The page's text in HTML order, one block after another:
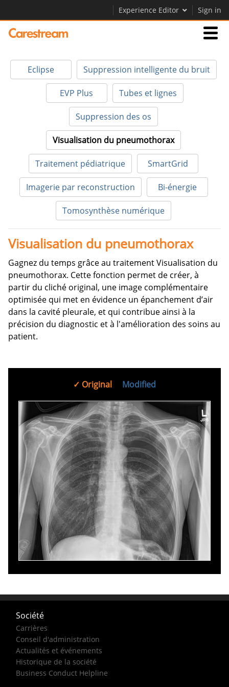
Experience Editor Sign in
Activités
Société
Carrières
Contactez-nous
Eclipse Suppression intelligente du bruit
EVP Plus Tubes et lignes
Suppression des os
Visualisation du pneumothorax
Traitement pédiatrique SmartGrid
Imagerie par reconstruction Bi-énergie
Tomosynthèse numérique
Visualisation du pneumothorax
Gagnez du temps grâce au traitement Visualisation du
pneumothorax. Cette fonction permet de créer, à
partir du cliché original, une image complémentaire
optimisée qui met en évidence un épanchement d’air
dans la cavité pleurale, et qui contribue ainsi à la
précision du diagnostic et à l'amélioration des soins au
patient.
Original Modified
Société
Carrières
Conseil d'administration
Actualités et événements
Historique de la société
Business Conduct Helpline